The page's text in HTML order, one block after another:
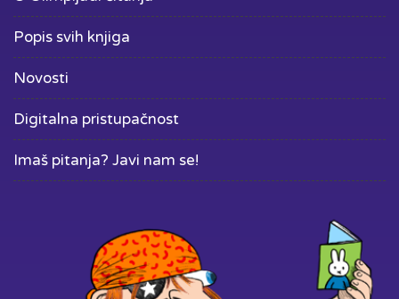
Popis svih knjiga
Novosti
Digitalna pristupačnost
Imaš pitanja? Javi nam se!